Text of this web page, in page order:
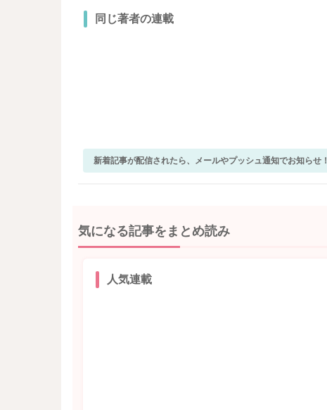
同じ著者の連載
新着記事が配信されたら、メールやプッシュ通知でお知らせ！
気になる記事をまとめ読み
人気連載